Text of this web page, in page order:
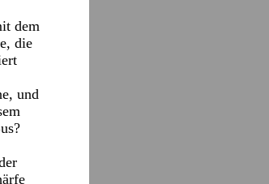
dem
die
und